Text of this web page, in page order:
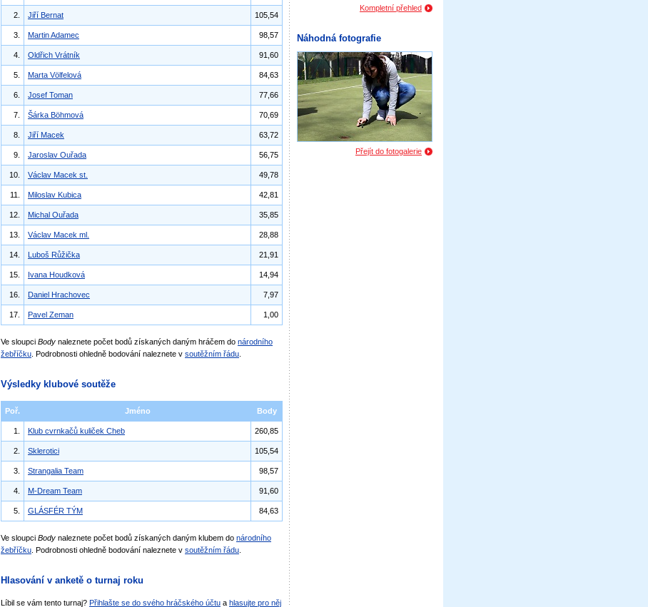
2. Jiří Bernat 105,54
3. Martin Adamec 98,57
4. Oldřich Vrátník 91,60
5. Marta Völfelová 84,63
6. Josef Toman 77,66
7. Šárka Böhmová 70,69
8. Jiří Macek 63,72
9. Jaroslav Ouřada 56,75
10. Václav Macek st. 49,78
11. Miloslav Kubica 42,81
12. Michal Ouřada 35,85
13. Václav Macek ml. 28,88
14. Luboš Růžička 21,91
15. Ivana Houdková 14,94
16. Daniel Hrachovec 7,97
17. Pavel Zeman 1,00
Ve sloupci Body naleznete počet bodů získaných daným hráčem do národního
žebříčku . Podrobnosti ohledně bodování naleznete v soutěžním řádu
Výsledky klubové soutěže
Poř. Jméno Body
1. Klub cvrnkačů kuliček Cheb 260,85
2. Sklerotici 105,54
3. Strangalia Team 98,57
4. M-Dream Team 91,60
5. GLÁSFÉR TÝM 84,63
Ve sloupci Body naleznete počet bodů získaných daným klubem do národního
žebříčku . Podrobnosti ohledně bodování naleznete v soutěžním řádu
Hlasování v anketě o turnaj roku
Líbil se vám tento turnaj? Přihlašte se do svého hráčského účtu a hlasujte pro něj
Kompletní přehled
Náhodná fotografie
Přejít do fotogalerie